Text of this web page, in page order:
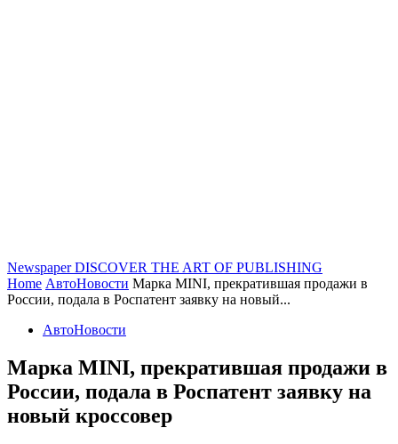
Newspaper DISCOVER THE ART OF PUBLISHING
Home АвтоНовости Марка MINI, прекратившая продажи в
России, подала в Роспатент заявку на новый...
АвтоНовости
Марка MINI, прекратившая продажи в
России, подала в Роспатент заявку на
новый кроссовер